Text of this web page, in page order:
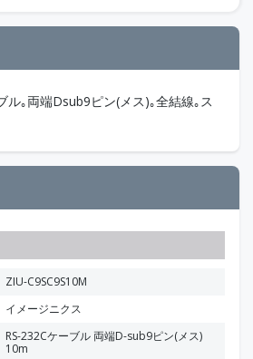
ル｡両端Dsub9ピン(メス)｡全結線｡ス
ZIU-C9SC9S10M
イメージニクス
RS-232Cケーブル 両端D-sub9ピン(メス)
10m